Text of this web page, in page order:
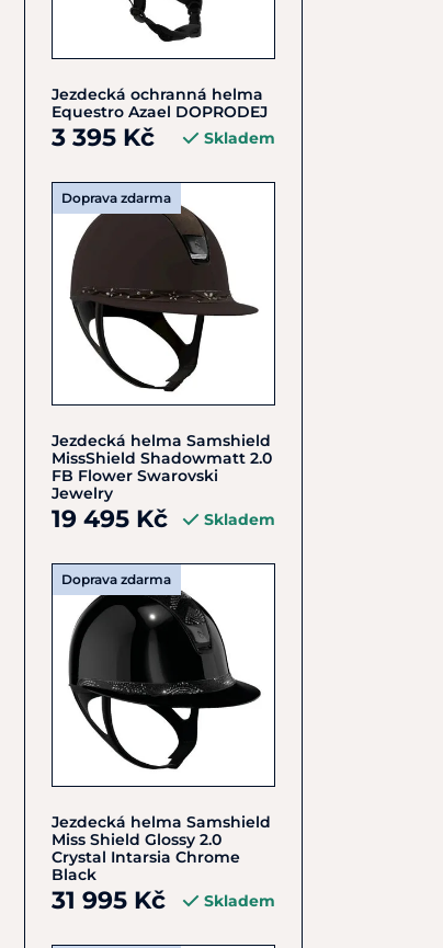
Jezdecká ochranná helma
Equestro Azael DOPRODEJ
3 395 Kč Skladem
Doprava zdarma
Jezdecká helma Samshield
MissShield Shadowmatt 2.0
FB Flower Swarovski
Jewelry
19 495 Kč Skladem
Doprava zdarma
Jezdecká helma Samshield
Miss Shield Glossy 2.0
Crystal Intarsia Chrome
Black
31 995 Kč Skladem